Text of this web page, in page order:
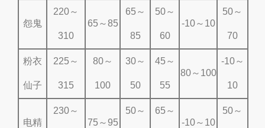
怨鬼
220～
310
65～85
65～
85
50～
60
-10～10
50～
70
粉衣
仙子
225～
315
80～
100
30～
50
45～
55
80～100
-10～
10
电精
230～
75～95
50～ 65～
-10～10
50～